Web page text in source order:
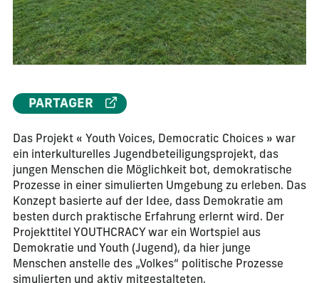
Das Projekt « Youth Voices, Democratic Choices » war
ein interkulturelles Jugendbeteiligungsprojekt, das
jungen Menschen die Möglichkeit bot, demokratische
Prozesse in einer simulierten Umgebung zu erleben. Das
Konzept basierte auf der Idee, dass Demokratie am
besten durch praktische Erfahrung erlernt wird. Der
Projekttitel YOUTHCRACY war ein Wortspiel aus
Demokratie und Youth (Jugend), da hier junge
Menschen anstelle des „Volkes“ politische Prozesse
simulierten und aktiv mitgestalteten.
PARTAGER